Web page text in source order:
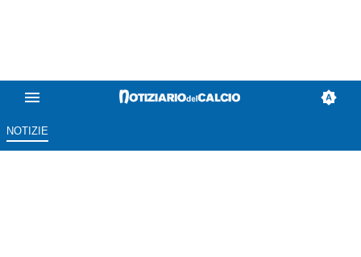
NOTIZIE